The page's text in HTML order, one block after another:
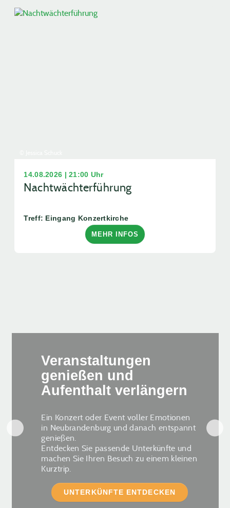
14.08.2026 | 21:00 Uhr
Nachtwächterführung
Treff: Eingang Konzertkirche
MEHR INFOS
Veranstaltungen
genießen und
Aufenthalt verlängern
Ein Konzert oder Event voller Emotionen
in Neubrandenburg und danach entspannt
genießen.
Entdecken Sie passende Unterkünfte und
machen Sie Ihren Besuch zu einem kleinen
Kurztrip.
UNTERKÜNFTE ENTDECKEN